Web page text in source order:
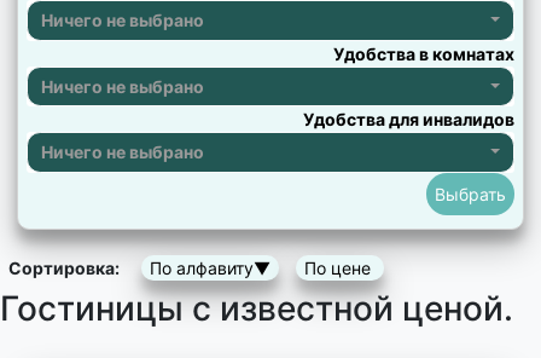
Ничего не выбрано
Удобства в комнатах
Ничего не выбрано
Удобства для инвалидов
Ничего не выбрано
Сортировка: По алфавиту▼ По цене
Гостиницы с известной ценой.